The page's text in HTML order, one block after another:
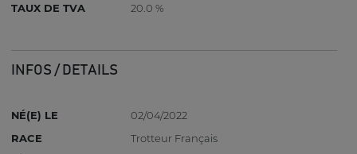
TAUX DE TVA 20.0 %
INFOS / DETAILS
NÉ(E) LE
02/04/2022
RACE
Trotteur Français